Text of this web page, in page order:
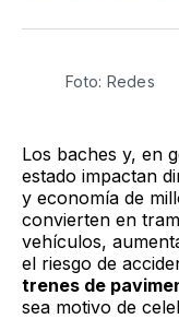
TwitterFacebook
Foto: Redes
Los baches y, en
estado impactan
y economía de
convierten en
vehículos,
el riesgo de
trenes de
sea motivo de